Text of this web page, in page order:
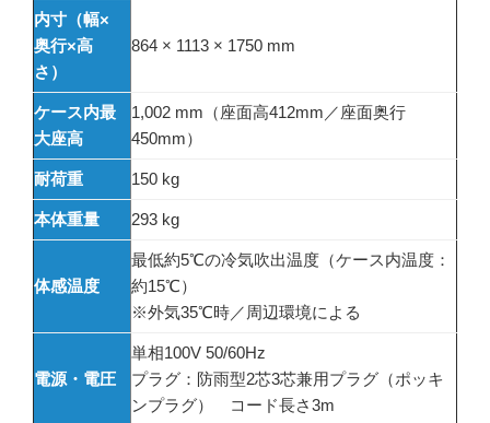
内寸（幅×
奥行×高
さ）
864 × 1113 × 1750 mm
ケース内最
大座高
1,002 mm（座面高412mm／座面奥行
450mm）
耐荷重 150 kg
本体重量 293 kg
体感温度
最低約5℃の冷気吹出温度（ケース内温度：
約15℃）
※外気35℃時／周辺環境による
電源・電圧
単相100V 50/60Hz
プラグ：防雨型2芯3芯兼用プラグ（ポッキ
ンプラグ） コード長さ3m